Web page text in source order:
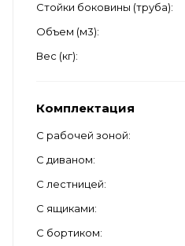
Стойки боковины (труба)
Объем (м3)
Вес (кг)
Комплектация
С рабочей зоной
С диваном
С лестницей
С ящиками
С бортиком